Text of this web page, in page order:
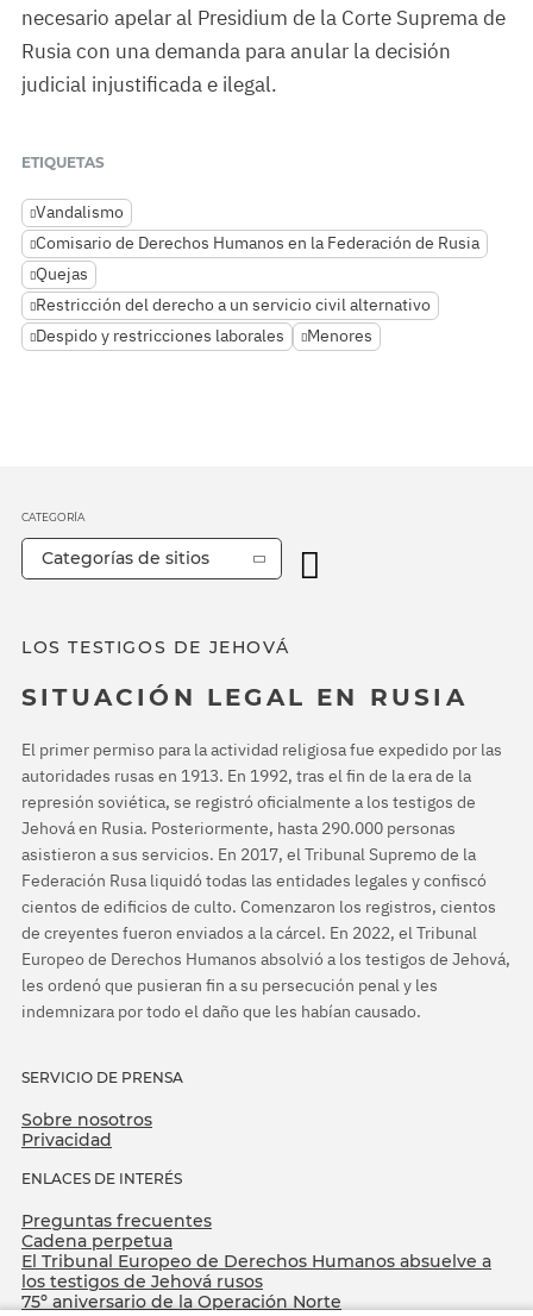
necesario apelar al Presidium de la Corte Suprema de
Rusia con una demanda para anular la decisión
judicial injustificada e ilegal.
ETIQUETAS
Vandalismo
Comisario de Derechos Humanos en la Federación de Rusia
Quejas
Restricción del derecho a un servicio civil alternativo
Despido y restricciones laborales
Menores
LOS TESTIGOS DE JEHOVÁ
SITUACIÓN LEGAL EN RUSIA
El primer permiso para la actividad religiosa fue expedido por las
autoridades rusas en 1913. En 1992, tras el fin de la era de la
represión soviética, se registró oficialmente a los testigos de
Jehová en Rusia. Posteriormente, hasta 290.000 personas
asistieron a sus servicios. En 2017, el Tribunal Supremo de la
Federación Rusa liquidó todas las entidades legales y confiscó
cientos de edificios de culto. Comenzaron los registros, cientos
de creyentes fueron enviados a la cárcel. En 2022, el Tribunal
Europeo de Derechos Humanos absolvió a los testigos de Jehová,
les ordenó que pusieran fin a su persecución penal y les
indemnizara por todo el daño que les habían causado.
SERVICIO DE PRENSA
Sobre nosotros
Privacidad
ENLACES DE INTERÉS
Preguntas frecuentes
Cadena perpetua
El Tribunal Europeo de Derechos Humanos absuelve a
los testigos de Jehová rusos
75º aniversario de la Operación Norte
CATEGORÍA
Categorías de sitios